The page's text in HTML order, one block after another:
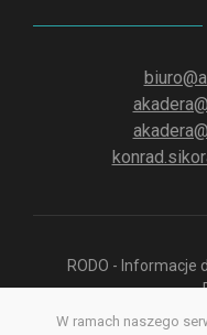
RODO - Informacje
W ramach naszego